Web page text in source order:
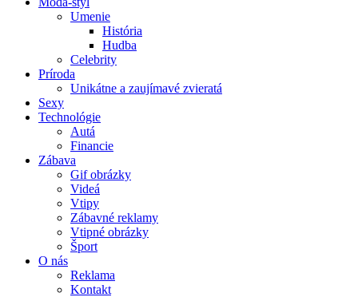
Umenie
História
Hudba
Celebrity
Príroda
Unikátne a zaujímavé zvieratá
Sexy
Technológie
Autá
Financie
Zábava
Gif obrázky
Videá
Vtipy
Zábavné reklamy
Vtipné obrázky
Šport
O nás
Reklama
Kontakt